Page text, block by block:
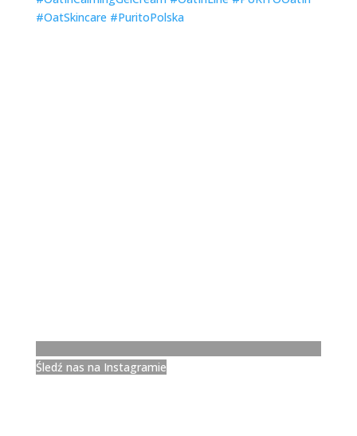
Śledź nas na Instagramie